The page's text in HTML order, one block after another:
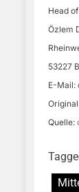
Head
Özlem
53227
E-Mail:
Quelle: